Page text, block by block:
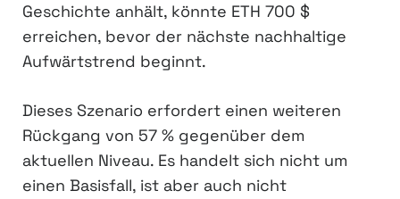
Geschichte anhält, könnte ETH 700 $
erreichen, bevor der nächste nachhaltige
Aufwärtstrend beginnt.
Dieses Szenario erfordert einen weiteren
Rückgang von 57 % gegenüber dem
aktuellen Niveau. Es handelt sich nicht um
einen Basisfall, ist aber auch nicht